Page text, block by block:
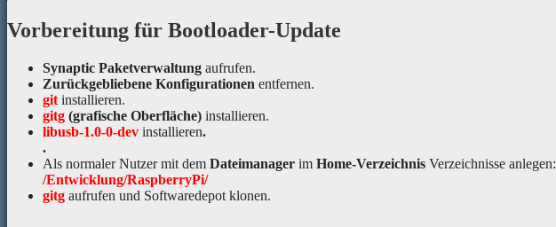
Vorbereitung für Bootloader-Update
Synaptic Paketverwaltung aufrufen.
Zurückgebliebene Konfigurationen entfernen.
git installieren.
gitg (grafische Oberfläche) installieren.
libusb-1.0-0-dev installieren.
.
Als normaler Nutzer mit dem Dateimanager im Home-Verzeichnis Verzeichnisse anlegen:
/Entwicklung/RaspberryPi/
gitg aufrufen und Softwaredepot klonen.